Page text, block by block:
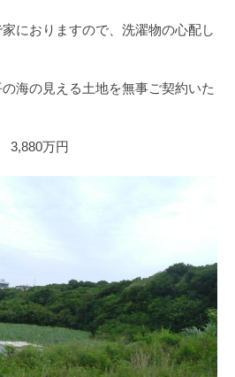
におりますので、洗濯物の心配し
海の見える土地を無事ご契約いた
万円